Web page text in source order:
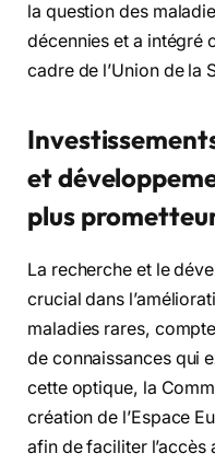
la question des
décennies et a intégré
cadre de l’Union de la
et
plus
La recherche et le
crucial dans
maladies rares,
de connaissances qui
cette optique, la
création de l’Espace
afin de faciliter l’accès